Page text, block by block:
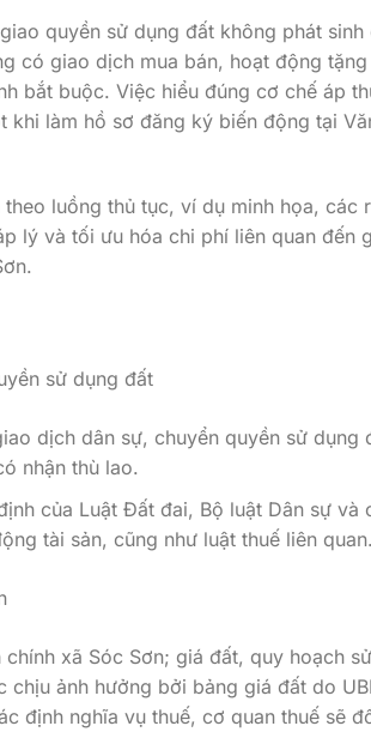
quyền sử dụng đất không phát
có giao dịch mua bán, hoạt động
bắt buộc. Việc hiểu đúng cơ chế áp
khi làm hồ sơ đăng ký biến động tại
luồng thủ tục, ví dụ minh họa, các
lý và tối ưu hóa chi phí liên quan đến
sử dụng đất
dịch dân sự, chuyển quyền sử dụng
nhận thù lao.
của Luật Đất đai, Bộ luật Dân sự và
tài sản, cũng như luật thuế liên quan.
xã Sóc Sơn; giá đất, quy hoạch
chịu ảnh hưởng bởi bảng giá đất do
định nghĩa vụ thuế, cơ quan thuế sẽ